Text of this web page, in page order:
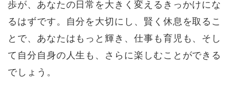
歩が、あなたの日常を大きく変えるきっかけにな
るはずです。自分を大切にし、賢く休息を取るこ
とで、あなたはもっと輝き、仕事も育児も、そし
て自分自身の人生も、さらに楽しむことができる
でしょう。